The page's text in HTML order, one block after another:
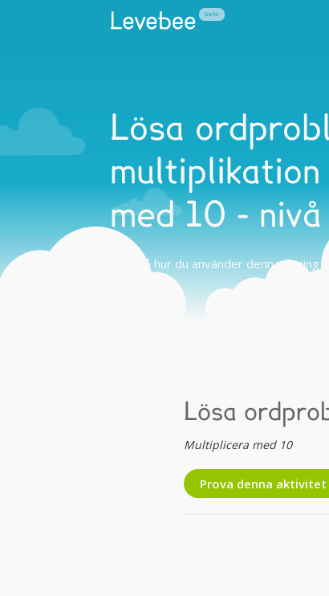
Lösa
multiplikation
med 10 -
Tips på hur du använder denna övning
Lösa
Multiplicera med 10
Prova denna